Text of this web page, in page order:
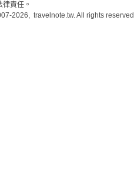
責任。
2026, travelnote.tw. All rights